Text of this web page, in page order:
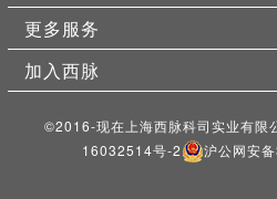
更多服务
加入西脉
©2016-现在上海西脉科司实业有限
16032514号-2
沪公网安